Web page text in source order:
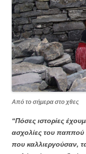
Από το σήμερα στο χθες
“Πόσες ιστορίες
ασχολίες του παππού
που καλλιεργούσαν,